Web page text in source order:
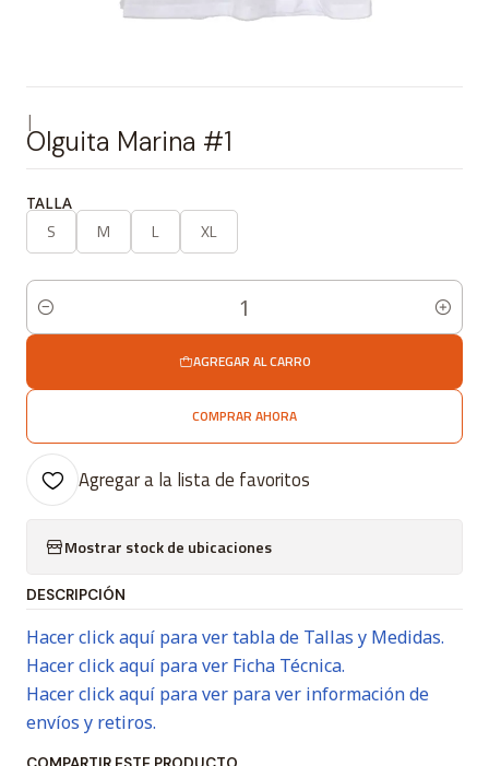
|
Olguita Marina #1
TALLA
S M L XL
Cantidad
AGREGAR AL CARRO
COMPRAR AHORA
Agregar a la lista de favoritos
Mostrar stock de ubicaciones
DESCRIPCIÓN
Hacer click aquí para ver tabla de Tallas y Medidas.
Hacer click aquí para ver Ficha Técnica.
Hacer click aquí para ver para ver información de
envíos y retiros.